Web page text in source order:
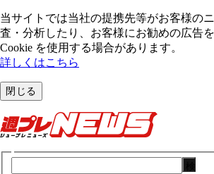
当サイトでは当社の提携先等がお客様の
査・分析したり、お客様にお勧めの広告
Cookie を使⽤する場合があります。
詳しくはこちら
閉じる